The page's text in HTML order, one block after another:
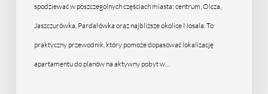
porównanie
lokalizacji
spodziewać w poszczególnych częściach miasta: centrum, Olcza,
Jaszczurówka, Pardałówka oraz najbliższe okolice Nosala. To
praktyczny przewodnik, który pomoże dopasować lokalizację
apartamentu do planów na aktywny pobyt w…